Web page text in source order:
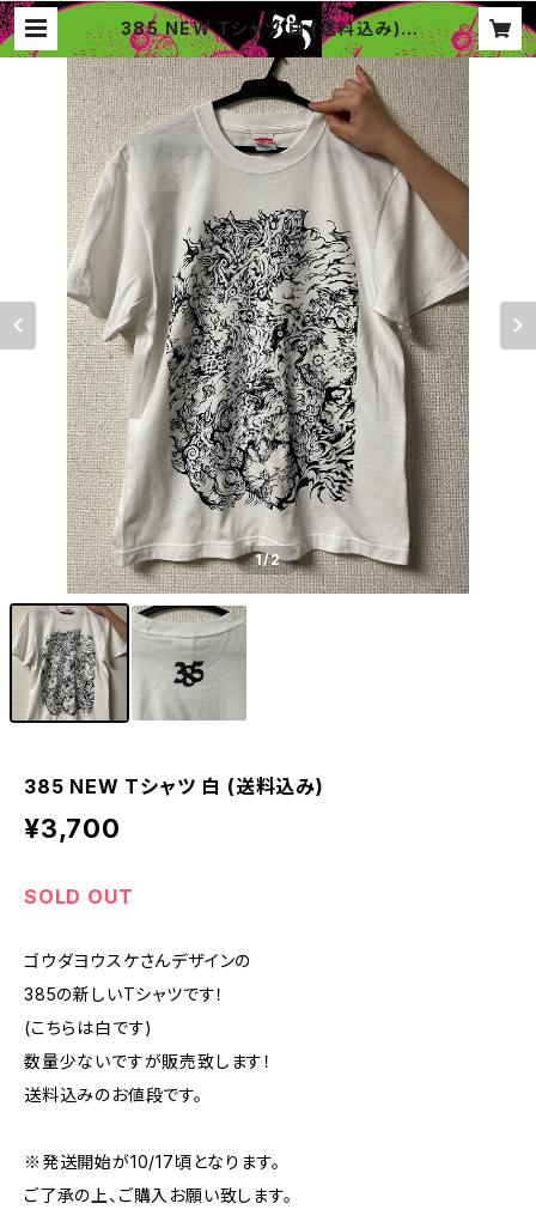
385 NEW Tシャツ 白 (送料込み) |
385music
1/2
385 NEW Tシャツ 白 (送料込み)
¥3,700
SOLD OUT
ゴウダヨウスケさんデザインの
385の新しいTシャツです！
(こちらは白です)
数量少ないですが販売致します！
送料込みのお値段です。
※発送開始が10/17頃となります。
ご了承の上、ご購入お願い致します。